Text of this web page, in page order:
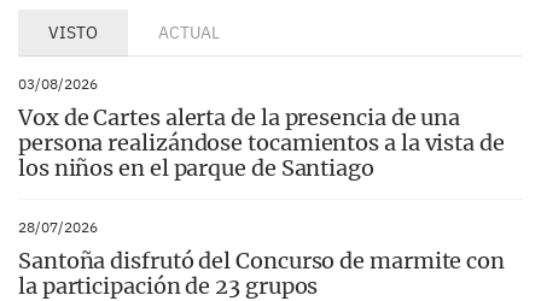
VISTO ACTUAL
03/08/2026
Vox de Cartes alerta de la presencia de una
persona realizándose tocamientos a la vista de
los niños en el parque de Santiago
28/07/2026
Santoña disfrutó del Concurso de marmite con
la participación de 23 grupos